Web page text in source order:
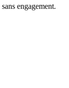
engagement.